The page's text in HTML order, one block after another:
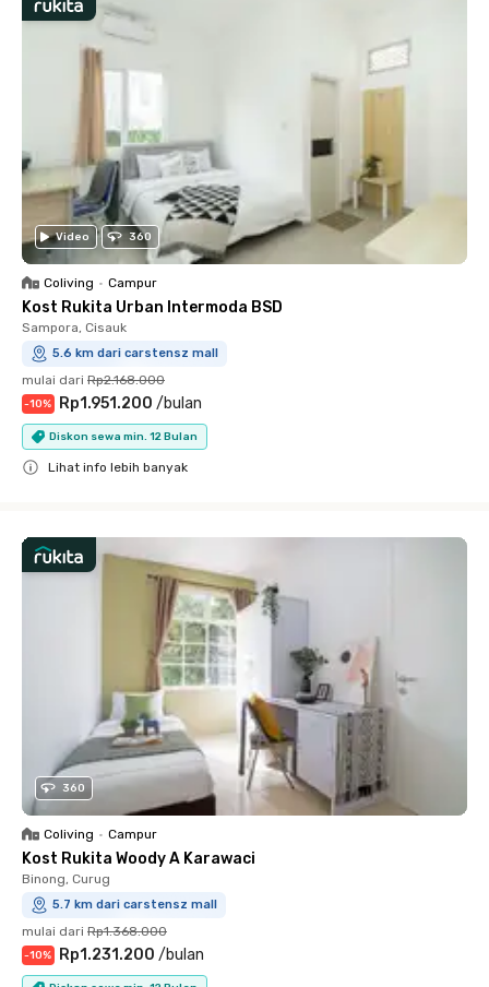
Video 360
Coliving • Campur
Kost Rukita Urban Intermoda BSD
Sampora, Cisauk
5.6 km dari carstensz mall
mulai dari Rp2.168.000
-10% Rp1.951.200 /bulan
Diskon sewa min. 12 Bulan
Lihat info lebih banyak
360
Coliving • Campur
Kost Rukita Woody A Karawaci
Binong, Curug
5.7 km dari carstensz mall
mulai dari Rp1.368.000
-10% Rp1.231.200 /bulan